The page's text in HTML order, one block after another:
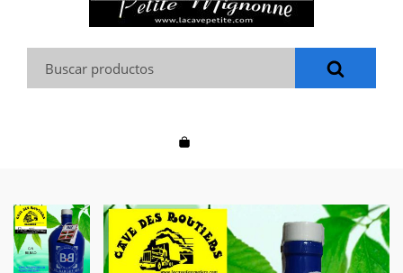
Buscar: